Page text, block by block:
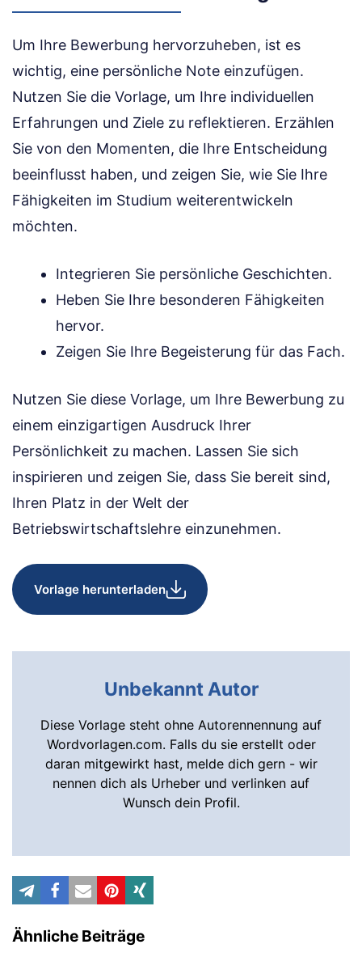
Um Ihre Bewerbung hervorzuheben, ist es
wichtig, eine persönliche Note einzufügen.
Nutzen Sie die Vorlage, um Ihre individuellen
Erfahrungen und Ziele zu reflektieren. Erzählen
Sie von den Momenten, die Ihre Entscheidung
beeinflusst haben, und zeigen Sie, wie Sie Ihre
Fähigkeiten im Studium weiterentwickeln
möchten.
Integrieren Sie persönliche Geschichten.
Heben Sie Ihre besonderen Fähigkeiten
hervor.
Zeigen Sie Ihre Begeisterung für das Fach.
Nutzen Sie diese Vorlage, um Ihre Bewerbung zu
einem einzigartigen Ausdruck Ihrer
Persönlichkeit zu machen. Lassen Sie sich
inspirieren und zeigen Sie, dass Sie bereit sind,
Ihren Platz in der Welt der
Betriebswirtschaftslehre einzunehmen.
Vorlage herunterladen
Unbekannt Autor
Diese Vorlage steht ohne Autorennennung auf
Wordvorlagen.com. Falls du sie erstellt oder
daran mitgewirkt hast, melde dich gern - wir
nennen dich als Urheber und verlinken auf
Wunsch dein Profil.
Ähnliche Beiträge